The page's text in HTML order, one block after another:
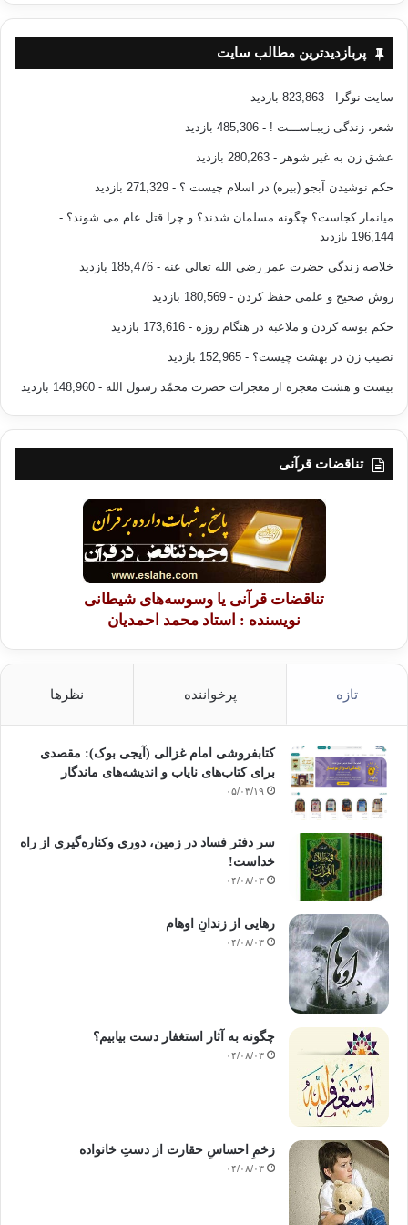
منبع : كليات اسلام
مترجم: عبدالعزيزسليمي
انتشارات : نشر احسان
ايمان رسالت حضرت محمد پیامبر
کپی آدرس
پربازدیدترین مطالب سایت
سایت نوگرا - 823,863 بازدید
شعر، زندگی زیبـاســـت ! - 485,306 بازدید
عشق زن به غیر شوهر - 280,263 بازدید
حکم نوشیدن آبجو (بیره) در اسلام چیست ؟ - 271,329 بازدید
میانمار کجاست؟ چگونه مسلمان شدند؟ و چرا قتل عام می شوند؟ -
196,144 بازدید
خلاصه زندگی حضرت عمر رضی الله تعالی عنه - 185,476 بازدید
روش صحیح و علمی حفظ کردن - 180,569 بازدید
حکم بوسه کردن و ملاعبه در هنگام روزه - 173,616 بازدید
نصیب زن در بهشت چیست؟ - 152,965 بازدید
بیست و هشت معجزه از معجزات حضرت محمّد رسول الله - 148,960 بازدید
تناقضات قرآنی
تناقضات قرآنی یا وسوسه‌های شیطانی
نویسنده : استاد محمد احمدیان
تازه پرخواننده نظرها
کتابفروشی امام غزالی (آیجی بوک): مقصدی
برای کتاب‌های نایاب و اندیشه‌های ماندگار
۰۵/۰۳/۱۹
سر دفتر فساد در زمین‌، دوری وکناره‌گیری از راه
خداست‌!
۰۴/۰۸/۰۳
رهایی از زندانِ اوهام
۰۴/۰۸/۰۳
چگونه به آثار استغفار دست بیابیم؟
۰۴/۰۸/۰۳
زخمِ احساسِ حقارت از دستِ خانواده
۰۴/۰۸/۰۳